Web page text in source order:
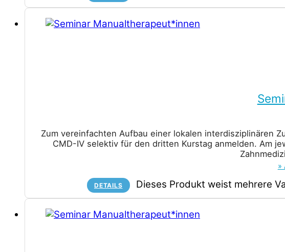
Zum vereinfachten Aufbau einer lokalen interdisziplinären
CMD-IV selektiv für den dritten Kurstag anmelden. Am
»
DETAILS Dieses Produkt weist mehrere